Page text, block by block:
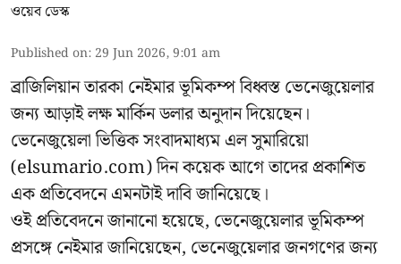
ওয়েব ডেস্ক
Published on: 29 Jun 2026, 9:01 am
ব্রাজিলিয়ান তারকা নেইমার ভূমিকম্প বিধ্বস্ত ভেনেজুয়েলার
জন্য আড়াই লক্ষ মার্কিন ডলার অনুদান দিয়েছেন।
ভেনেজুয়েলা ভিত্তিক সংবাদমাধ্যম এল সুমারিয়ো
(elsumario.com) দিন কয়েক আগে তাদের প্রকাশিত
এক প্রতিবেদনে এমনটাই দাবি জানিয়েছে।
ওই প্রতিবেদনে জানানো হয়েছে, ভেনেজুয়েলার ভূমিকম্প
প্রসঙ্গেনেইমারজানিয়েছেন, ভেনেজুয়েলার জনগণের জন্য